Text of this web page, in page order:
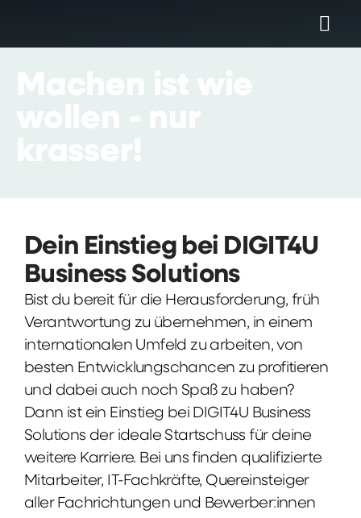
Dein Einstieg bei DIGIT4U
Business Solutions
Bist du bereit für die Herausforderung, früh
Verantwortung zu übernehmen, in einem
internationalen Umfeld zu arbeiten, von
besten Entwicklungschancen zu profitieren
und dabei auch noch Spaß zu haben?
Dann ist ein Einstieg bei DIGIT4U Business
Solutions der ideale Startschuss für deine
weitere Karriere. Bei uns finden qualifizierte
Mitarbeiter, IT-Fachkräfte, Quereinsteiger
aller Fachrichtungen und Bewerber:innen